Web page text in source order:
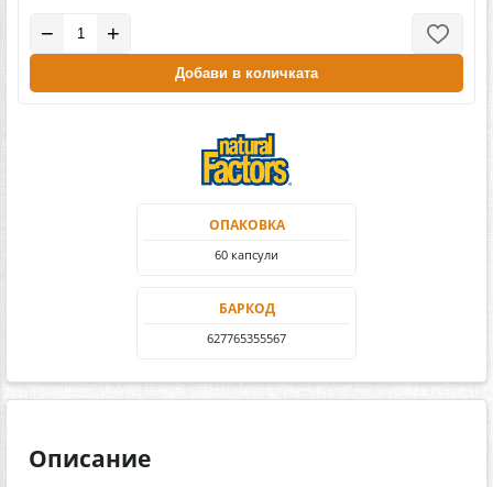
− +
Добави в количката
ОПАКОВКА
60 капсули
БАРКОД
627765355567
Описание